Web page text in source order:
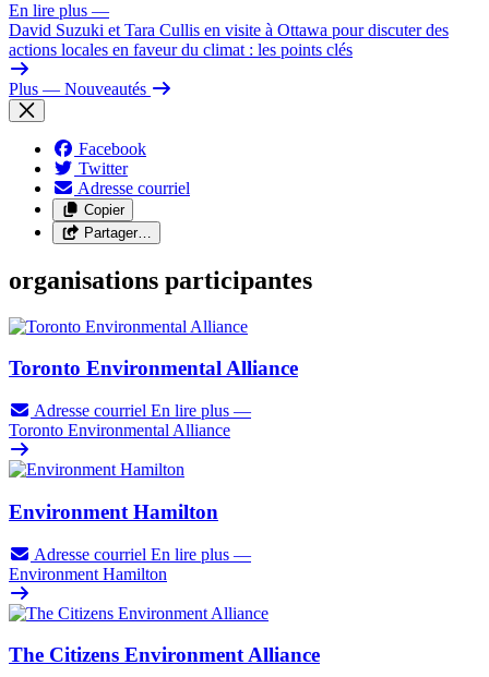
En lire plus —
David Suzuki et Tara Cullis en visite à Ottawa pour discuter des
actions locales en faveur du climat : les points clés
Plus — Nouveautés
Facebook
Twitter
Adresse courriel
Copier
Partager…
organisations participantes
Toronto Environmental Alliance
Adresse courriel En lire plus —
Toronto Environmental Alliance
Environment Hamilton
Adresse courriel En lire plus —
Environment Hamilton
The Citizens Environment Alliance